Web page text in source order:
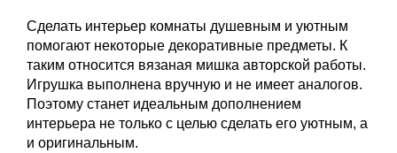
Сделать интерьер комнаты душевным и уютным
помогают некоторые декоративные предметы. К
таким относится вязаная мишка авторской работы.
Игрушка выполнена вручную и не имеет аналогов.
Поэтому станет идеальным дополнением
интерьера не только с целью сделать его уютным, а
и оригинальным.